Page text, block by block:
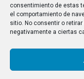
consentimiento de estas
el comportamiento de
sitio. No consentir o
negativamente a ciertas
Consultas
Horarios y tarifas